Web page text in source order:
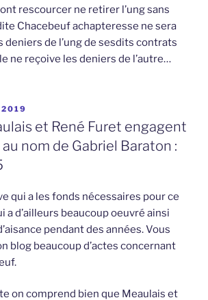
rescourcer ne retirer l’ung sans
Chacebeuf achapteresse ne sera
deniers de l’ung de sesdits contrats
ne reçoive les deniers de l’autre…
2019
et René Furet engagent
nom de Gabriel Baraton :
qui a les fonds nécessaires pour ce
a d’ailleurs beaucoup oeuvré ainsi
pendant des années. Vous
blog beaucoup d’actes concernant
on comprend bien que Meaulais et